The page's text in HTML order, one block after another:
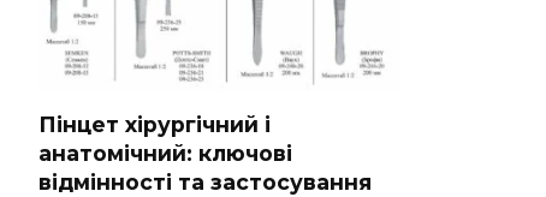
Пінцет хірургічний і
анатомічний: ключові
відмінності та застосування